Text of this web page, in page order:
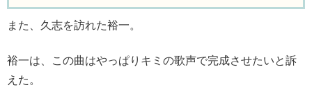
また、久志を訪れた裕一。
裕一は、この曲はやっぱりキミの歌声で完成させたいと訴
えた。